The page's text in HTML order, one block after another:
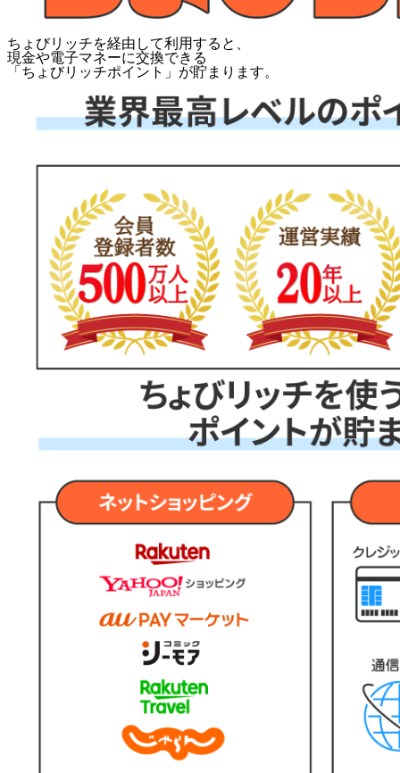
ちょびリッチを経由して利用すると、
現金や電子マネーに交換できる
「 ちょびリッチポイント 」が貯まります。